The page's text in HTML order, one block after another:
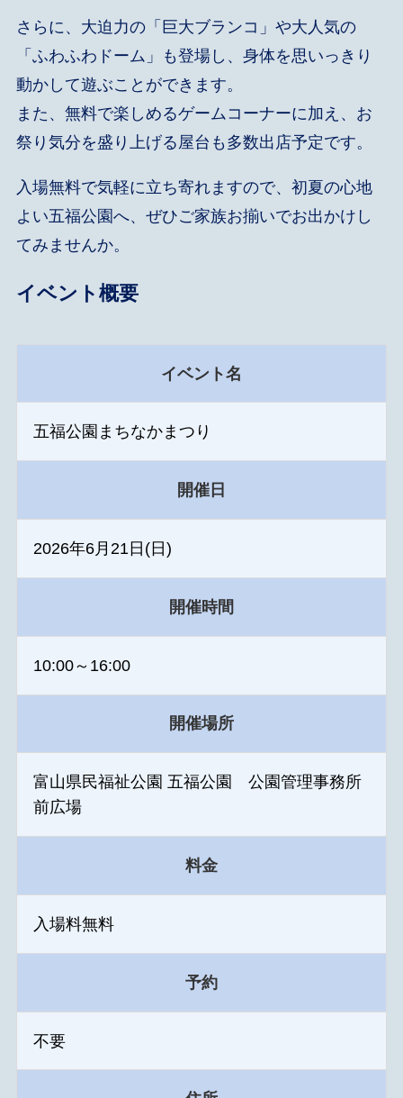
さらに、大迫力の「巨大ブランコ」や大人気の
「ふわふわドーム」も登場し、身体を思いっきり
動かして遊ぶことができます。
また、無料で楽しめるゲームコーナーに加え、お
祭り気分を盛り上げる屋台も多数出店予定です。
入場無料で気軽に立ち寄れますので、初夏の心地
よい五福公園へ、ぜひご家族お揃いでお出かけし
てみませんか。
イベント概要
イベント名
五福公園まちなかまつり
開催日
2026年6月21日(日)
開催時間
10:00～16:00
開催場所
富山県民福祉公園 五福公園 公園管理事務所
前広場
料金
入場料無料
予約
不要